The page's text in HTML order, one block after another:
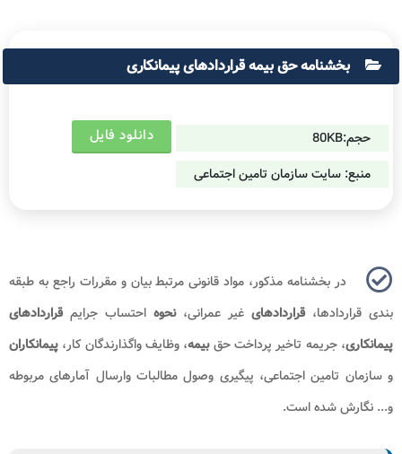
بخشنامه حق بیمه قراردادهای پیمانکاری
حجم:80KB
منبع: سایت سازمان تامین اجتماعی
دانلود فایل
در بخشنامه مذکور، مواد قانونی مرتبط بیان و مقررات راجع به طبقه
بندی قراردادها،قراردادهای غیر عمرانی،نحوه احتساب جرایمقراردادهای
پیمانکاری، جریمه تاخیر پرداخت حقبیمه، وظایف واگذارندگان كار، پیمانكاران
و سازمان تامین اجتماعی، پیگیری وصول مطالبات وارسال آمارهای مربوطه
و... نگارش شده است.